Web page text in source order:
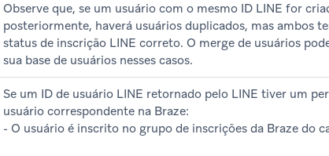
Observe que, se um usuário com o mesmo ID LINE for
posteriormente, haverá usuários duplicados, mas ambos
status de inscrição LINE correto. O merge de usuários
sua base de usuários nesses casos.
Se um ID de usuário LINE retornado pelo LINE tiver um
usuário correspondente na Braze:
- O usuário é inscrito no grupo de inscrições da Braze do